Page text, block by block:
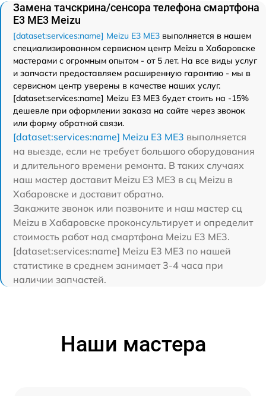
Замена тачскрина/сенсора телефона смартфона
E3 ME3 Meizu
[dataset:services:name] Meizu E3 ME3 выполняется в нашем
специализированном сервисном центр Meizu в Хабаровске
мастерами с огромным опытом - от 5 лет. На все виды услуг
и запчасти предоставляем расширенную гарантию - мы в
сервисном центр уверены в качестве наших услуг.
[dataset:services:name] Meizu E3 ME3 будет стоить на -15%
дешевле при оформлении заказа на сайте через звонок
или форму обратной связи.
[dataset:services:name] Meizu E3 ME3 выполняется
на выезде, если не требует большого оборудования
и длительного времени ремонта. В таких случаях
наш мастер доставит Meizu E3 ME3 в сц Meizu в
Хабаровске и доставит обратно.
Закажите звонок или позвоните и наш мастер сц
Meizu в Хабаровске проконсультирует и определит
стоимость работ над смартфона Meizu E3 ME3.
[dataset:services:name] Meizu E3 ME3 по нашей
статистике в среднем занимает 3-4 часа при
наличии запчастей.
Наши мастера